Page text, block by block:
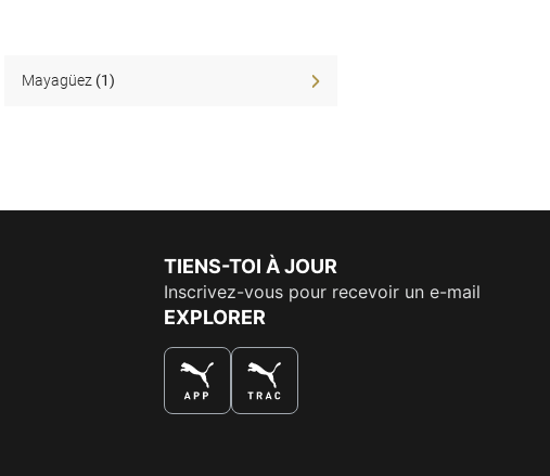
Mayagüez (1)
TIENS-TOI À JOUR
Inscrivez-vous pour recevoir un e-mail
EXPLORER